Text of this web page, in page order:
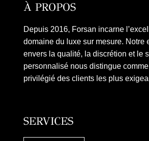
À PROPOS
Depuis 2016, Forsan incarne
domaine du luxe sur mesure. Notre
envers la qualité, la discrétion et le
personnalisé nous distingue
privilégié des clients les plus
SERVICES